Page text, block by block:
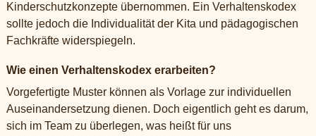
Kinderschutzkonzepte übernommen. Ein Verhaltenskodex
sollte jedoch die Individualität der Kita und pädagogischen
Fachkräfte widerspiegeln.
Wie einen Verhaltenskodex erarbeiten?
Vorgefertigte Muster können als Vorlage zur individuellen
Auseinandersetzung dienen. Doch eigentlich geht es darum,
sich im Team zu überlegen, was heißt für uns